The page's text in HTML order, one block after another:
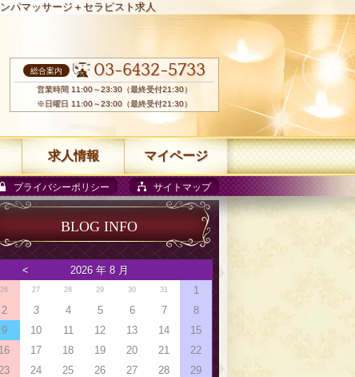
パマッサージ＋セラピスト求人
プライバシーポリシー サイトマップ
BLOG INFO
< 2026 年 8 月
26 27 28 29 30 31
1
2
3 4 5 6 7
8
9
10 11 12 13 14
15
16
17 18 19 20 21
22
24 25 26 27 28
29
総合案内 03-6432-5733
営業時間 11:00～23:30（最終受付21:30）
※日曜日 11:00～23:00（最終受付21:30）
求人情報 マイページ